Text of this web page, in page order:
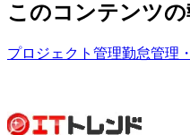
このコンテンツ
プロジェクト管理勤怠管理